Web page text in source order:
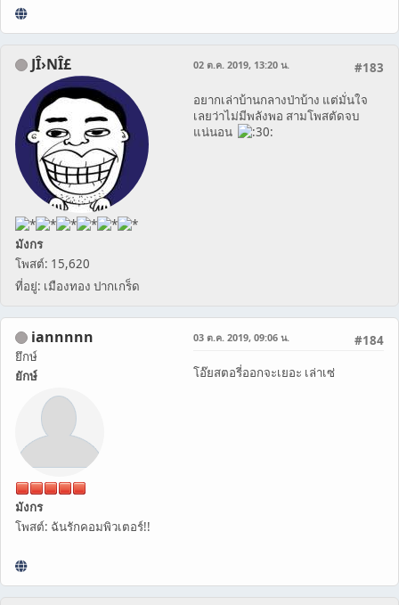
JÎ›NÎ£
มังกร
โพสต์: 15,620
ที่อยู่: เมืองทอง ปากเกร็ด
#183
02 ต.ค. 2019, 13:20 น.
อยากเล่าบ้านกลางป่าบ้าง แต่มั่นใจ
เลยว่าไม่มีพลังพอ สามโพสตัดจบ
แน่นอน
iannnnn
ยึกษ์
ยักษ์
มังกร
โพสต์: ฉันรักคอมพิวเตอร์!!
#184
03 ต.ค. 2019, 09:06 น.
โอ๊ยสตอรี่ออกจะเยอะ เล่าเซ่